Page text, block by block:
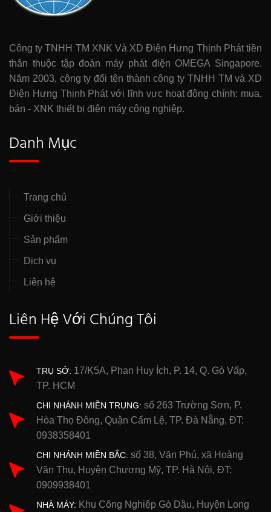
Công ty TNHH TM XNK Và XD Điện Hưng Thịnh Phát tiền
thân thuộc tập đoàn máy phát điện OMEGA Singapore.
Năm 2003, công ty đổi tên thành công ty TNHH TM và XD
Điện Hưng Thịnh Phát với lĩnh vực hoạt động chính: mua,
bán - XNK thiết bị điện máy công nghiệp.
Danh Mục
Trang chủ
Giới thiệu
Sản phẩm
Dịch vụ
Liên hệ
Liên Hệ Với Chúng Tôi
TRỤ SỞ: 17/K5A, Phan Huy Ích, P. 14, Q. Gò Vấp,
TP. HCM
CHI NHÁNH MIỀN TRUNG: số 263 Trường Sơn, P.
Hòa Thọ Đông, Quận Cẩm Lệ, TP. Đà Nẵng, ĐT:
0938358401
CHI NHÁNH MIỀN BẮC: số 38, Văn Phú, xã Hoàng
Văn Thụ, Huyện Chương Mỹ, TP. Hà Nội, ĐT:
0909938401
NHÀ MÁY: Khu Công Nghiệp Gò Dầu, Huyện Long